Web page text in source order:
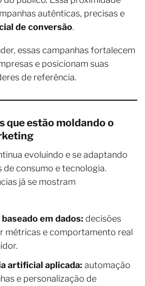
autênticas, precisas e
de conversão.
essas campanhas fortalecem
e posicionam suas
de referência.
que estão moldando o
evoluindo e se adaptando
de consumo e tecnologia.
já se mostram
em dados: decisões
métricas e comportamento real
artificial aplicada: automação
e personalização de